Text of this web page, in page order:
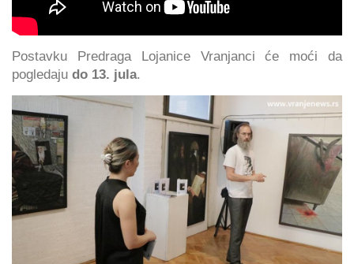
Postavku Predraga Lojanice Vranjanci će moći da
pogledaju do 13. jula.